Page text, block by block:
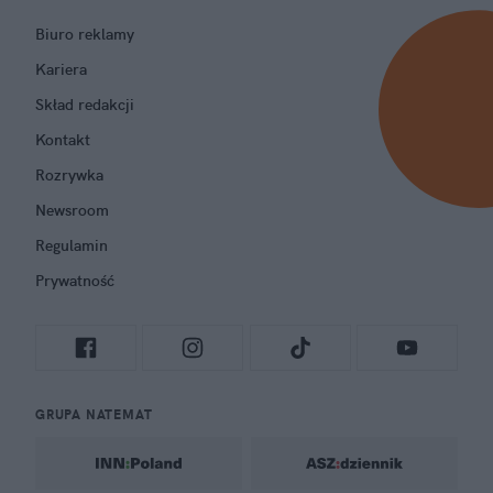
Biuro reklamy
Kariera
Skład redakcji
Kontakt
Rozrywka
Newsroom
Regulamin
Prywatność
GRUPA NATEMAT